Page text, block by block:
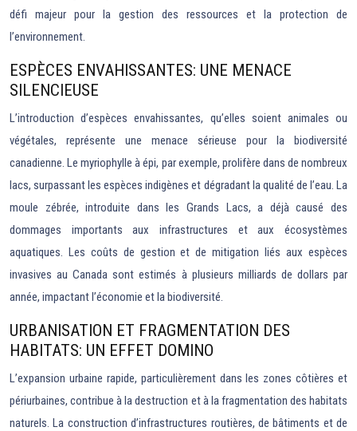
défi majeur pour la gestion des ressources et la protection de
l’environnement.
ESPÈCES ENVAHISSANTES: UNE MENACE
SILENCIEUSE
L’introduction d’espèces envahissantes, qu’elles soient animales ou
végétales, représente une menace sérieuse pour la biodiversité
canadienne. Le myriophylle à épi, par exemple, prolifère dans de nombreux
lacs, surpassant les espèces indigènes et dégradant la qualité de l’eau. La
moule zébrée, introduite dans les Grands Lacs, a déjà causé des
dommages importants aux infrastructures et aux écosystèmes
aquatiques. Les coûts de gestion et de mitigation liés aux espèces
invasives au Canada sont estimés à plusieurs milliards de dollars par
année, impactant l’économie et la biodiversité.
URBANISATION ET FRAGMENTATION DES
HABITATS: UN EFFET DOMINO
L’expansion urbaine rapide, particulièrement dans les zones côtières et
périurbaines, contribue à la destruction et à la fragmentation des habitats
naturels. La construction d’infrastructures routières, de bâtiments et de